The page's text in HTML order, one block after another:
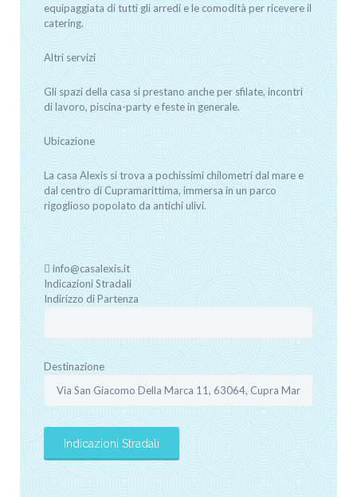
equipaggiata di tutti gli arredi e le comodità per ricevere il
catering.
Altri servizi
Gli spazi della casa si prestano anche per sfilate, incontri
di lavoro, piscina-party e feste in generale.
Ubicazione
La casa Alexis si trova a pochissimi chilometri dal mare e
dal centro di Cupramarittima, immersa in un parco
rigoglioso popolato da antichi ulivi.
info@casalexis.it
Indicazioni Stradali
Indirizzo di Partenza
Destinazione